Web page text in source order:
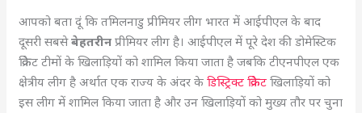
आपको बता दूं कि तमिलनाडु प्रीमियर लीग भारत में आईपीएल के बाद
दूसरी सबसेबेहतरीनप्रीमियर लीग है। आईपीएल में पूरे देश की डोमेस्टिक
क्रिकेट टीमों के खिलाड़ियों को शामिल किया जाता है जबकि टीएनपीएल एक
क्षेत्रीय लीग है अर्थात एक राज्य के अंदर केडिस्ट्रिक्ट क्रिकेट खिलाड़ियों को
इस लीग में शामिल किया जाता है और उन खिलाड़ियों को मुख्य तौर पर चुना